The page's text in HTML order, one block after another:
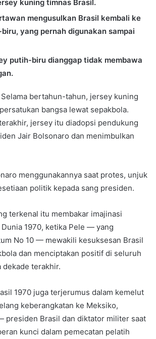
kuning timnas Brasil.
mengusulkan Brasil kembali ke
yang pernah digunakan sampai
putih-biru dianggap tidak membawa
bertahun-tahun, jersey kuning
bangsa lewat sepakbola.
jersey itu diadopsi pendukung
Jair Bolsonaro dan menimbulkan
menggunakannya saat protes, unjuk
politik kepada sang presiden.
terkenal itu membakar imajinasi
1970, ketika Pele — yang
No 10 — mewakili kesuksesan Brasil
dan menciptakan positif di seluruh
dekade terakhir.
1970 juga terjerumus dalam kemelut
keberangkatan ke Meksiko,
presiden Brasil dan diktator militer saat
kunci dalam pemecatan pelatih